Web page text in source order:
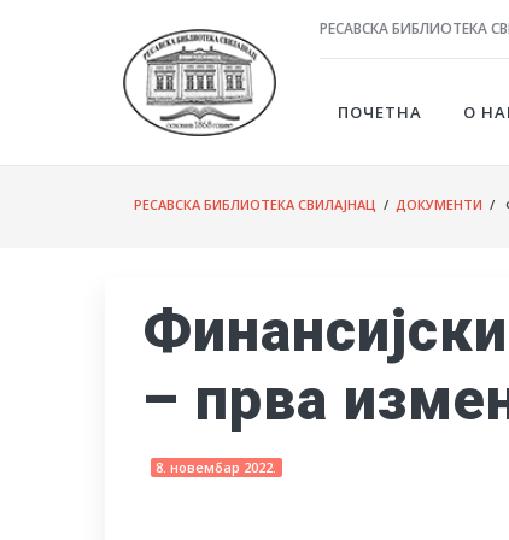
РЕСАВСКА БИБЛИОТЕКА
ПОЧЕТНА О
РЕСАВСКА БИБЛИОТЕКА СВИЛАЈНАЦ / ДОКУМЕНТИ /
– прва
8. новембар 2022.